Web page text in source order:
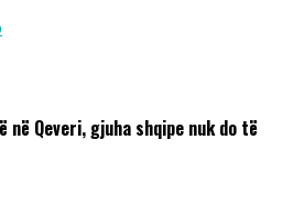
në Qeveri, gjuha shqipe nuk do të